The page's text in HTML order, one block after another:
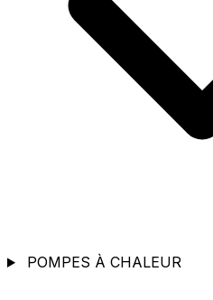
POMPES À CHALEUR